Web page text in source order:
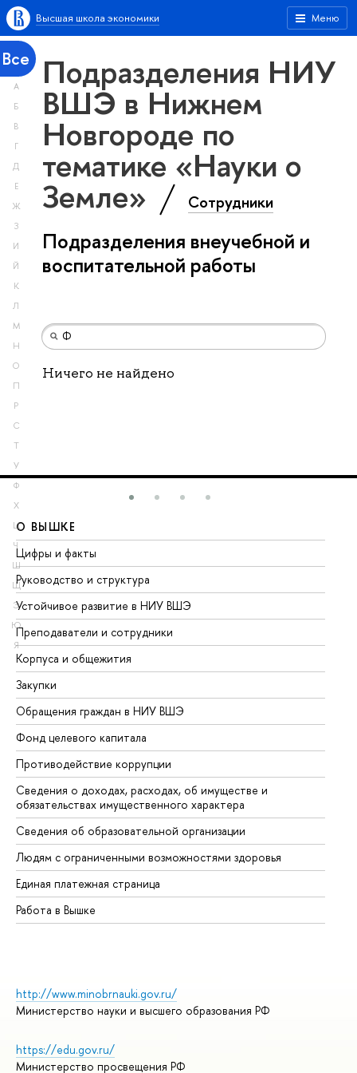
Меню
Высшая школа экономики
Все
А
Б
В
Г
Д
Е
Ж
З
И
Й
К
Л
М
Н
О
П
Р
С
Т
У
Ф
Х
Ц
Ч
Ш
Щ
Э
Ю
Я
Подразделения НИУ
ВШЭ в Нижнем
Новгороде по
тематике «Науки о
Земле» Сотрудники
Подразделения внеучебной и
воспитательной работы
Ничего не найдено
О ВЫШКЕ
Цифры и факты
Руководство и структура
Устойчивое развитие в НИУ ВШЭ
Преподаватели и сотрудники
Корпуса и общежития
Закупки
Обращения граждан в НИУ ВШЭ
Фонд целевого капитала
Противодействие коррупции
Сведения о доходах, расходах, об имуществе и
обязательствах имущественного характера
Сведения об образовательной организации
Людям с ограниченными возможностями здоровья
Единая платежная страница
Работа в Вышке
http://www.minobrnauki.gov.ru/
Министерство науки и высшего образования РФ
https://edu.gov.ru/
Министерство просвещения РФ